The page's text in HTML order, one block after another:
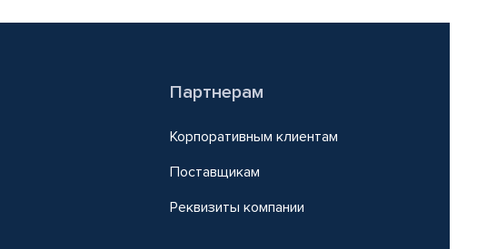
Партнерам
Корпоративным клиентам
Поставщикам
Реквизиты компании